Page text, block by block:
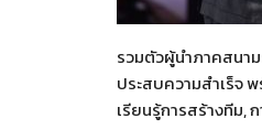
รวมตัวผู้นำภาคสนา
ประสบความสำเร็จ
เรียนรู้การสร้างทีม,